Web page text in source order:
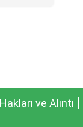
ve Alıntı